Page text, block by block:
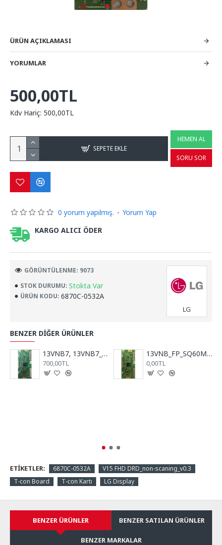
ÜRÜN AÇIKLAMASI
YORUMLAR
KARGO ALICI ÖDER
STOK DURUMU: Stokta Var
ÜRÜN KODU: 6870C-0532A
LG
GÖRÜNTÜLENME: 9073
0 yorum yapılmış. - Yorum Yap
500,00TL
Kdv Hariç: 500,00TL
SEPETE EKLE
HEMEN AL
SORU SOR
BENZER DIĞER ÜRÜNLER
13VNB7, 13VNB7_SQ60MB4C4LV0.0, LMC480HJ02, T-con Board
700,00TL
13VNB_FP_SQ60MB4C4LV0.0, T-con Board, Vestel
0,00TL
ETIKETLER: 6870C-0532A
V15 FHD DRD_non-scaning_v0.3
T-con Board
T-con Kartı LG Display
BENZER ÜRÜNLER BENZER SATILAN ÜRÜNLER
BENZER MARKALAR